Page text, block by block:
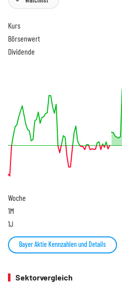
Kurs
Börsenwert
Dividende
Woche
1M
1J
Bayer Aktie Kennzahlen und Details
Sektorvergleich